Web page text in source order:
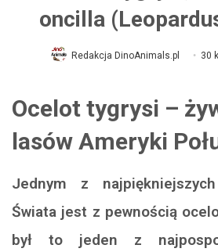
oncilla
Redakcja DinoAnimals.pl 30
Ocelot tygrysi –
lasów Ameryki
Jednym z
Świata jest z pewnością
był to jeden z